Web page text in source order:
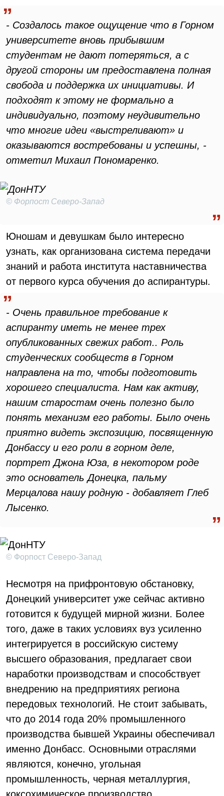
- Создалось такое ощущение что в Горном
университете вновь прибывшим
студентам не дают потеряться, а с
другой стороны им предоставлена полная
свобода и поддержка их инициативы. И
подходят к этому не формально а
индивидуально, поэтому неудивительно
что многие идеи «выстреливают» и
оказываются востребованы и успешны, -
отметил Михаил Пономаренко.
© Форпост Северо-Запад
Юношам и девушкам было интересно
узнать, как организована система передачи
знаний и работа института наставничества
от первого курса обучения до аспирантуры.
- Очень правильное требование к
аспиранту иметь не менее трех
опубликованных свежих работ.. Роль
студенческих сообществ в Горном
направлена на то, чтобы подготовить
хорошего специалиста. Нам как активу,
нашим старостам очень полезно было
понять механизм его работы. Было очень
приятно видеть экспозицию, посвященную
Донбассу и его роли в горном деле,
портрет Джона Юза, в некотором роде
это основатель Донецка, пальму
Мерцалова нашу родную - добавляет Глеб
Лысенко.
© Форпост Северо-Запад
Несмотря на прифронтовую обстановку,
Донецкий университет уже сейчас активно
готовится к будущей мирной жизни. Более
того, даже в таких условиях вуз усиленно
интегрируется в российскую систему
высшего образования, предлагает свои
наработки производствам и способствует
внедрению на предприятиях региона
передовых технологий. Не стоит забывать,
что до 2014 года 20% промышленного
производства бывшей Украины обеспечивал
именно Донбасс. Основными отраслями
являются, конечно, угольная
промышленность, черная металлургия,